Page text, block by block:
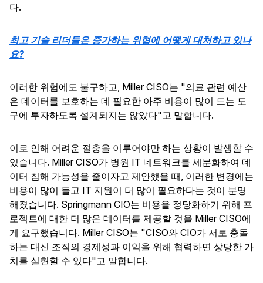
다.
최고 기술 리더들은 증가하는 위협에 어떻게 대처하고 있나
요?
이러한 위험에도 불구하고, Miller CISO는 "의료 관련 예산
은 데이터를 보호하는 데 필요한 아주 비용이 많이 드는 도
구에 투자하도록 설계되지는 않았다"고 말합니다.
이로 인해 어려운 절충을 이루어야만 하는 상황이 발생할 수
있습니다. Miller CISO가 병원 IT 네트워크를 세분화하여 데
이터 침해 가능성을 줄이자고 제안했을 때, 이러한 변경에는
비용이 많이 들고 IT 지원이 더 많이 필요하다는 것이 분명
해졌습니다. Springmann CIO는 비용을 정당화하기 위해 프
로젝트에 대한 더 많은 데이터를 제공할 것을 Miller CISO에
게 요구했습니다. Miller CISO는 "CISO와 CIO가 서로 충돌
하는 대신 조직의 경제성과 이익을 위해 협력하면 상당한 가
치를 실현할 수 있다"고 말합니다.